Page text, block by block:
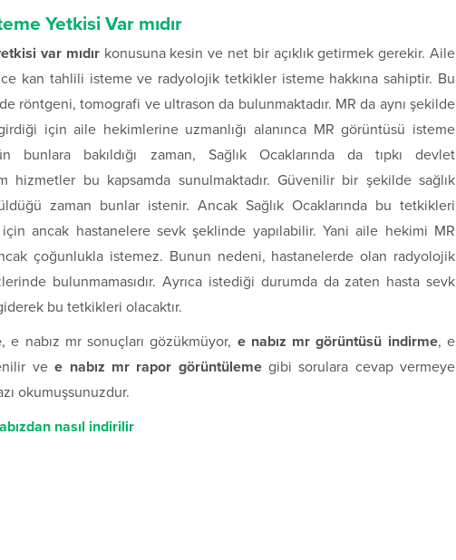
Yetkisi Var mıdır
var mıdırkonusuna kesin ve net bir açıklık getirmek gerekir. Aile
kan tahlili isteme ve radyolojik tetkikler isteme hakkına sahiptir. Bu
röntgeni, tomografi ve ultrason da bulunmaktadır. MR da aynı şekilde
için aile hekimlerine uzmanlığı alanınca MR görüntüsü isteme
bunlara bakıldığı zaman, Sağlık Ocaklarında da tıpkı devlet
hizmetler bu kapsamda sunulmaktadır. Güvenilir bir şekilde sağlık
zaman bunlar istenir. Ancak Sağlık Ocaklarında bu tetkikleri
için ancak hastanelere sevk şeklinde yapılabilir. Yani aile hekimi MR
çoğunlukla istemez. Bunun nedeni, hastanelerde olan radyolojik
bulunmamasıdır. Ayrıca istediği durumda da zaten hasta sevk
bu tetkikleri olacaktır.
, e nabız mr sonuçları gözükmüyor, e nabız mr görüntüsü indirme, e
vee nabız mr rapor görüntülemegibi sorulara cevap vermeye
okumuşsunuzdur.
nasıl indirilir